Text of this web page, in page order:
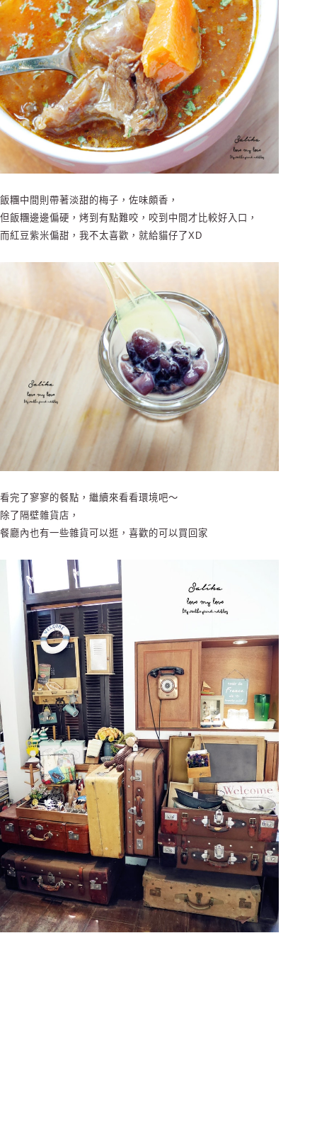
飯糰中間則帶著淡甜的梅子，佐味頗香，
但飯糰邊邊偏硬，烤到有點難咬，咬到中間才比較好入口，
而紅豆紫米偏甜，我不太喜歡，就給貓仔了XD
看完了寥寥的餐點，繼續來看看環境吧～
除了隔壁雜貨店，
餐廳內也有一些雜貨可以逛，喜歡的可以買回家